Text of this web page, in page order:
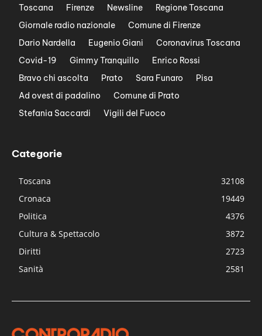
Toscana Firenze Newsline
Regione Toscana
Giornale radio nazionale
Comune di Firenze
Dario Nardella
Eugenio Giani
Coronavirus Toscana
Covid-19
Gimmy Tranquillo
Enrico Rossi
Bravo chi ascolta
Prato Sara Funaro
Pisa
Ad ovest di padalino
Comune di Prato
Stefania Saccardi
Vigili del Fuoco
Categorie
Toscana
32108
Cronaca
19449
Politica
4376
Cultura & Spettacolo
3872
Diritti
2723
Sanità
2581